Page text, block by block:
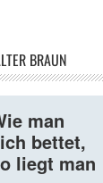
BRAUN
man
bettet,
liegt man